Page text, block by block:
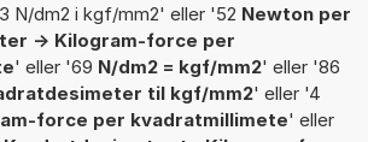
N/dm2 i kgf/mm2' eller '52 Newton per
-> Kilogram-force per
' eller '69 N/dm2 = kgf/mm2' eller '86
til kgf/mm2' eller '4
force per kvadratmillimete' eller